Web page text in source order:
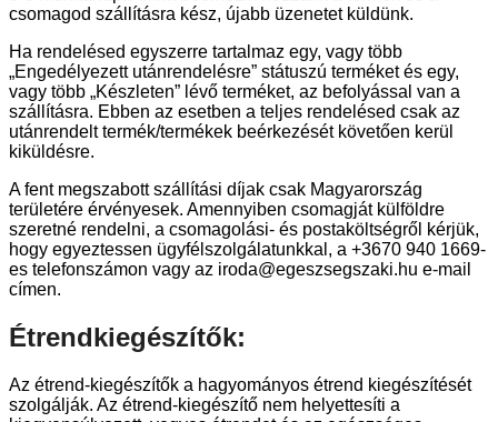
csomagod szállításra kész, újabb üzenetet küldünk.
Ha rendelésed egyszerre tartalmaz egy, vagy több
„Engedélyezett utánrendelésre” státuszú terméket és egy,
vagy több „Készleten” lévő terméket, az befolyással van a
szállításra. Ebben az esetben a teljes rendelésed csak az
utánrendelt termék/termékek beérkezését követően kerül
kiküldésre.
A fent megszabott szállítási díjak csak Magyarország
területére érvényesek. Amennyiben csomagját külföldre
szeretné rendelni, a csomagolási- és postaköltségről kérjük,
hogy egyeztessen ügyfélszolgálatunkkal, a +3670 940 1669-
es telefonszámon vagy az iroda@egeszsegszaki.hu e-mail
címen.
Étrendkiegészítők:
Az étrend-kiegészítők a hagyományos étrend kiegészítését
szolgálják. Az étrend-kiegészítő nem helyettesíti a